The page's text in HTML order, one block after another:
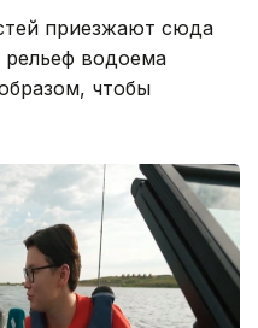
приезжают сюда
водоема
чтобы